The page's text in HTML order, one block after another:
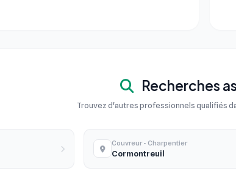
Recherches
Trouvez d'autres professionnels qualifiés
Couvreur - Charpentier
Cormontreuil